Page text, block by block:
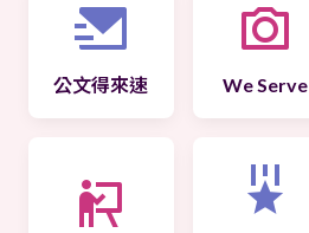
公文得來速 We Serve